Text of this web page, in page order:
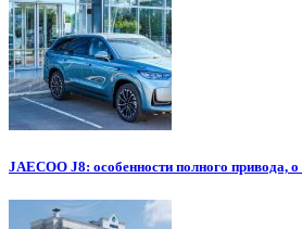
JAECOO J8: особенности полного привода,